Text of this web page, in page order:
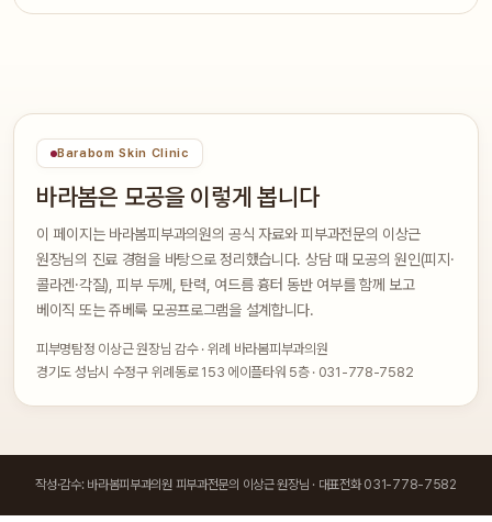
Barabom Skin Clinic
바라봄은 모공을 이렇게 봅니다
이 페이지는 바라봄피부과의원의 공식 자료와 피부과전문의 이상근
원장님의 진료 경험을 바탕으로 정리했습니다. 상담 때 모공의 원인(피지·
콜라겐·각질), 피부 두께, 탄력, 여드름 흉터 동반 여부를 함께 보고
베이직 또는 쥬베룩 모공프로그램을 설계합니다.
피부명탐정 이상근 원장님 감수 · 위례 바라봄피부과의원
경기도 성남시 수정구 위례동로 153 에이플타워 5층 · 031-778-7582
작성·감수: 바라봄피부과의원 피부과전문의 이상근 원장님 · 대표전화 031-778-7582